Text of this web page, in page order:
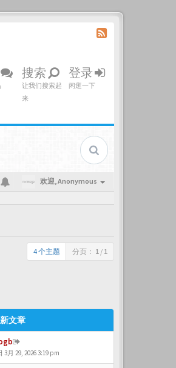
搜索
让我们搜索起
来
登录
闲逛一下
欢迎,Anonymous
4 个主题 分页： 1 / 1
文章
3月 29, 2026 3:19 pm